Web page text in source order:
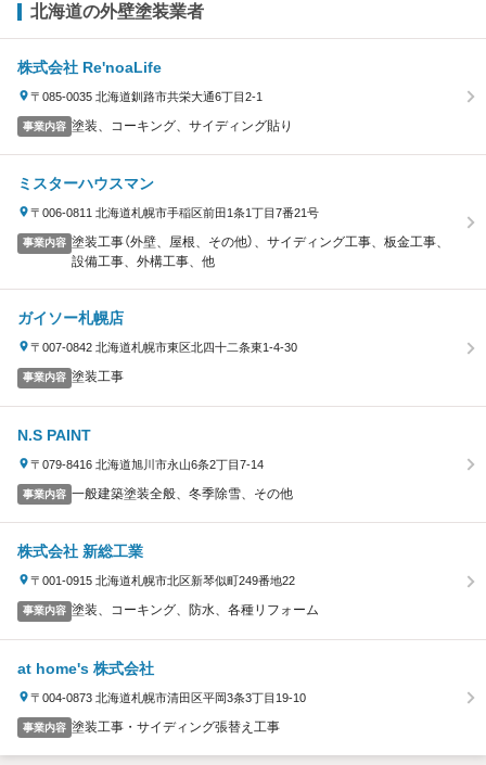
北海道の外壁塗装業者
株式会社 Re'noaLife
〒085-0035 北海道釧路市共栄大通6丁目2-1
事業内容 塗装、コーキング、サイディング貼り
ミスターハウスマン
〒006-0811 北海道札幌市手稲区前田1条1丁目7番21号
事業内容 塗装工事（外壁、屋根、その他）、サイディング工事、板金工事、
設備工事、外構工事、他
ガイソー札幌店
〒007-0842 北海道札幌市東区北四十二条東1-4-30
事業内容 塗装工事
N.S PAINT
〒079-8416 北海道旭川市永山6条2丁目7-14
事業内容 一般建築塗装全般、冬季除雪、その他
株式会社 新総工業
〒001-0915 北海道札幌市北区新琴似町249番地22
事業内容 塗装、コーキング、防水、各種リフォーム
at home's 株式会社
〒004-0873 北海道札幌市清田区平岡3条3丁目19-10
事業内容 塗装工事・サイディング張替え工事